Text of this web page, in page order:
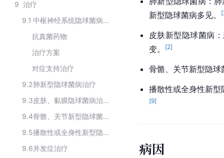
9 治疗
9.1
中枢神经系统隐球菌病治疗
抗真菌药物
治疗方案
对症支持治疗
9.2肺新型隐球菌病治疗
9.3
皮肤、黏膜隐球菌病治疗
9.4
骨骼、关节新型隐球菌病治疗
9.5
播散性或全身性新型隐球菌病治疗
9.6并发症治疗
新型隐球菌病多见。
[
皮肤新型隐球菌病
变。
[2]
骨骼、关节新型隐球
播散性或全身性新
[9]
病因